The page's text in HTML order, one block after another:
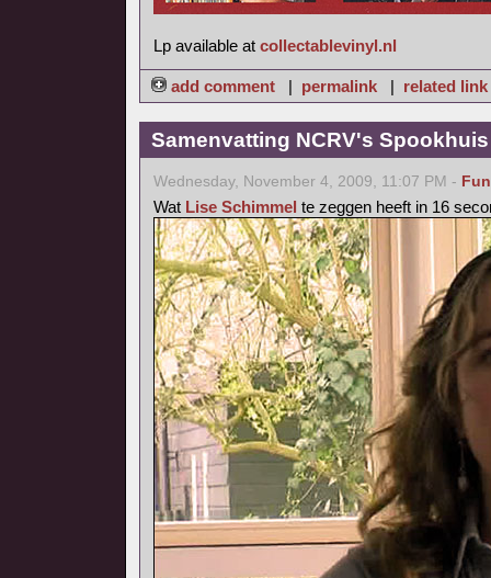
Lp available at collectablevinyl.nl
add comment | permalink | related link
Samenvatting NCRV's
Wednesday, November 4, 2009, 11:07 PM - Fun
Wat Lise Schimmel te zeggen heeft in 16